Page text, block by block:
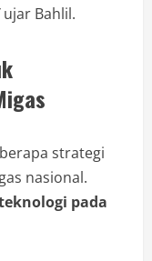
ujar Bahlil.
strategi
nasional.
pada